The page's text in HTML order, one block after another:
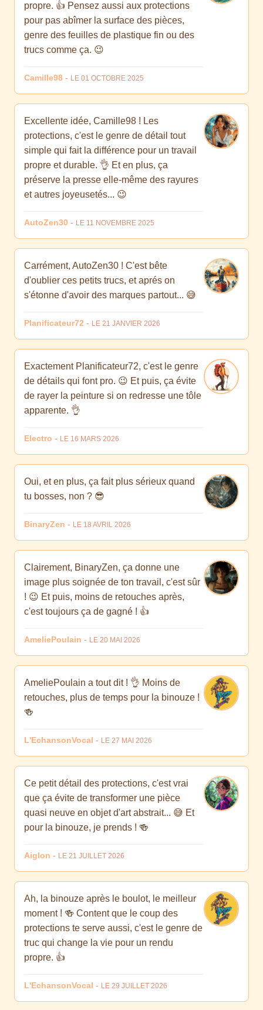
propre. 👍 Pensez aussi aux protections
pour pas abîmer la surface des pièces,
genre des feuilles de plastique fin ou des
trucs comme ça. 😉
Camille98 - LE 01 OCTOBRE 2025
Excellente idée, Camille98 ! Les
protections, c'est le genre de détail tout
simple qui fait la différence pour un travail
propre et durable. 👌 Et en plus, ça
préserve la presse elle-même des rayures
et autres joyeusetés... 😉
AutoZen30 - LE 11 NOVEMBRE 2025
Carrément, AutoZen30 ! C'est bête
d'oublier ces petits trucs, et aprés on
s'étonne d'avoir des marques partout... 😅
Planificateur72 - LE 21 JANVIER 2026
Exactement Planificateur72, c'est le genre
de détails qui font pro. 😉 Et puis, ça évite
de rayer la peinture si on redresse une tôle
apparente. 👌
Electro - LE 16 MARS 2026
Oui, et en plus, ça fait plus sérieux quand
tu bosses, non ? 😎
BinaryZen - LE 18 AVRIL 2026
Clairement, BinaryZen, ça donne une
image plus soignée de ton travail, c'est sûr
! 😉 Et puis, moins de retouches après,
c'est toujours ça de gagné ! 👍
AmeliePoulain - LE 20 MAI 2026
AmeliePoulain a tout dit ! 👌 Moins de
retouches, plus de temps pour la binouze !
🍻
L'EchansonVocal - LE 27 MAI 2026
Ce petit détail des protections, c'est vrai
que ça évite de transformer une pièce
quasi neuve en objet d'art abstrait... 😅 Et
pour la binouze, je prends ! 🍻
Aiglon - LE 21 JUILLET 2026
Ah, la binouze après le boulot, le meilleur
moment ! 🍻 Content que le coup des
protections te serve aussi, c'est le genre de
truc qui change la vie pour un rendu
propre. 👍
L'EchansonVocal - LE 29 JUILLET 2026